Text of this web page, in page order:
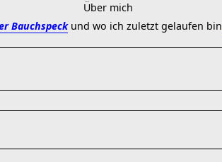
Über mich
Bauchspeckund wo ich zuletzt gelaufen bin